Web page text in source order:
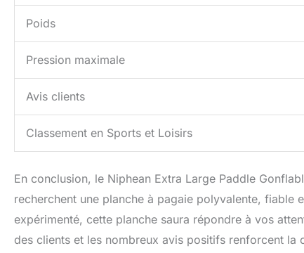
Poids
Pression maximale
Avis clients
Classement en Sports et Loisirs
En conclusion, le Niphean Extra Large Paddle
recherchent une planche à pagaie polyvalente, fiable
expérimenté, cette planche saura répondre à vos
des clients et les nombreux avis positifs renforcent